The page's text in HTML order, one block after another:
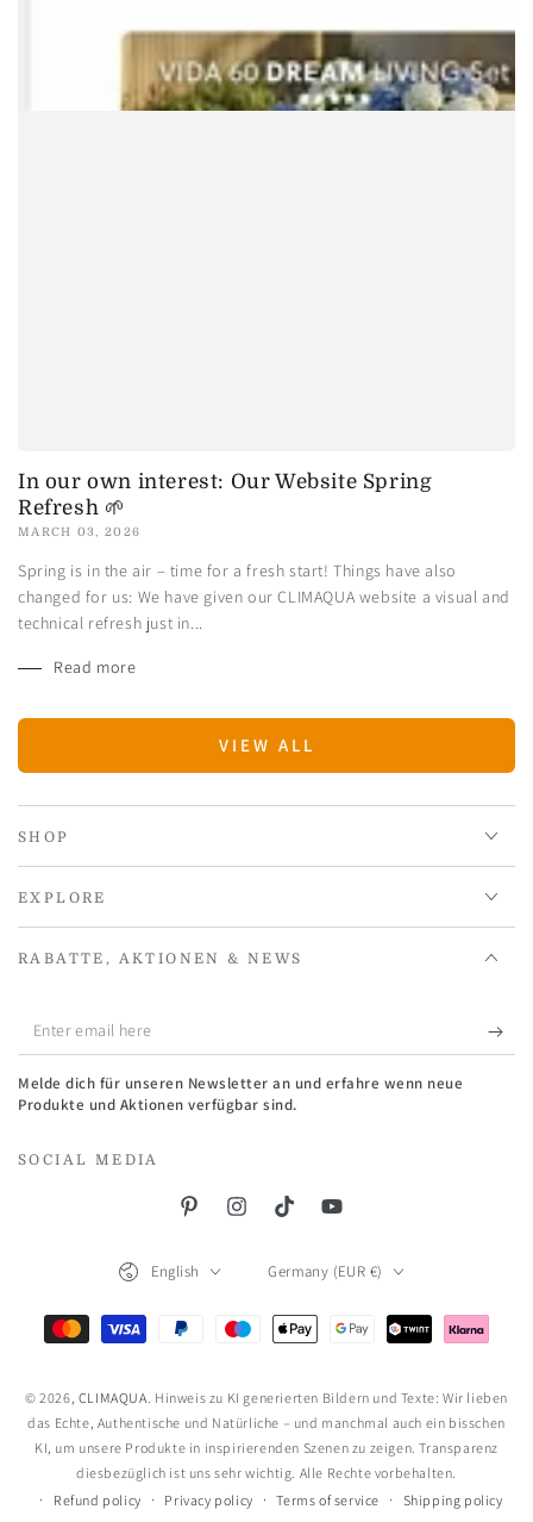
In our own interest: Our Website Spring
Refresh 🌱
MARCH 03, 2026
Spring is in the air – time for a fresh start! Things have also
changed for us: We have given our CLIMAQUA website a visual and
technical refresh just in...
Read more
VIEW ALL
SHOP
EXPLORE
RABATTE, AKTIONEN & NEWS
Enter
email
here
Melde dich für unseren Newsletter an und erfahre wenn neue
Produkte und Aktionen verfügbar sind.
SOCIAL MEDIA
PinterestInstagramTikTokYouTube
© 2026, CLIMAQUA. Hinweis zu KI generierten Bildern und Texte: Wir lieben
das Echte, Authentische und Natürliche – und manchmal auch ein bisschen
KI, um unsere Produkte in inspirierenden Szenen zu zeigen. Transparenz
diesbezüglich ist uns sehr wichtig. Alle Rechte vorbehalten.
Refund policy
Privacy policy Terms of service
Shipping policy
English Germany (EUR €)
Payment